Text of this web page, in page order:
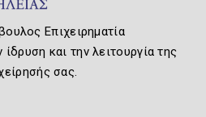
Επιχειρηματία
και την λειτουργία της
σας.